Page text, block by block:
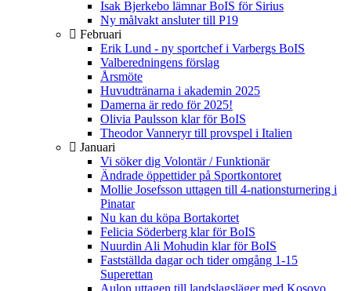
Isak Bjerkebo lämnar BoIS för Sirius
Ny målvakt ansluter till P19
Februari
Erik Lund - ny sportchef i Varbergs BoIS
Valberedningens förslag
Årsmöte
Huvudtränarna i akademin 2025
Damerna är redo för 2025!
Olivia Paulsson klar för BoIS
Theodor Vanneryr till provspel i Italien
Januari
Vi söker dig Volontär / Funktionär
Ändrade öppettider på Sportkontoret
Mollie Josefsson uttagen till 4-nationsturnering i
Pinatar
Nu kan du köpa Bortakortet
Felicia Söderberg klar för BoIS
Nuurdin Ali Mohudin klar för BoIS
Fastställda dagar och tider omgång 1-15
Superettan
Aulon uttagen till landslagsläger med Kosovo